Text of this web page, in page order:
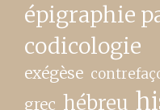
épigraphie
codicologie
exégèse
grec hébreu